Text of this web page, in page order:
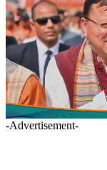
-Advertisement-